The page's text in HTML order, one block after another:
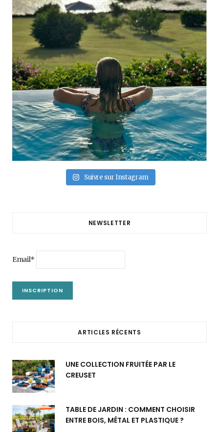
Suivre sur Instagram
NEWSLETTER
Email*
ARTICLES RÉCENTS
UNE COLLECTION FRUITÉE PAR LE
CREUSET
TABLE DE JARDIN : COMMENT CHOISIR
ENTRE BOIS, MÉTAL ET PLASTIQUE ?